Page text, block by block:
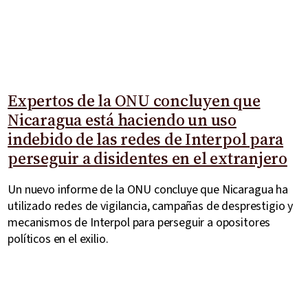
Expertos de la ONU concluyen que
Nicaragua está haciendo un uso
indebido de las redes de Interpol para
perseguir a disidentes en el extranjero
Un nuevo informe de la ONU concluye que Nicaragua ha
utilizado redes de vigilancia, campañas de desprestigio y
mecanismos de Interpol para perseguir a opositores
políticos en el exilio.